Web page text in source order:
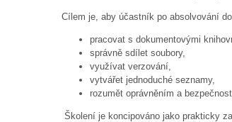
Cílem je, aby účastník po absolvování
pracovat s dokumentovými
správně sdílet soubory,
využívat verzování,
vytvářet jednoduché seznamy,
rozumět oprávněním a
Školení je koncipováno jako prakticky